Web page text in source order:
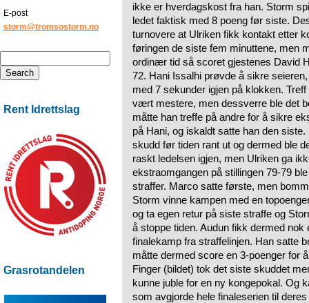
E-post
storm@tromsostorm.no
Rent Idrettslag
Grasrotandelen
ikke er hverdagskost fra han. Storm
ledet faktisk med 8 poeng før siste.
turnovere at Ulriken fikk kontakt etter
føringen de siste fem minuttene, men
ordinær tid så scoret gjestenes David
72. Hani Issalhi prøvde å sikre
med 7 sekunder igjen på klokken.
vært mestere, men dessverre ble det
måtte han treffe på andre for å sikre
på Hani, og iskaldt satte han den
skudd før tiden rant ut og dermed ble
raskt ledelsen igjen, men Ulriken ga
ekstraomgangen på stillingen 79-79
straffer. Marco satte første, men
Storm vinne kampen med en
og ta egen retur på siste straffe og
å stoppe tiden. Audun fikk dermed
finalekamp fra straffelinjen. Han satte
måtte dermed score en 3-poenger for
Finger (bildet) tok det siste skuddet
kunne juble for en ny kongepokal. Og
som avgjorde hele finaleserien til